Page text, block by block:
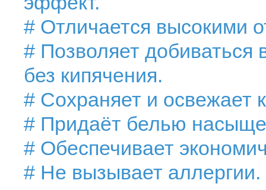
# Отличается высокими
# Позволяет
без кипячения.
# Сохраняет и освежает
# Придаёт белью
# Обеспечивает
# Не вызывает аллергии.